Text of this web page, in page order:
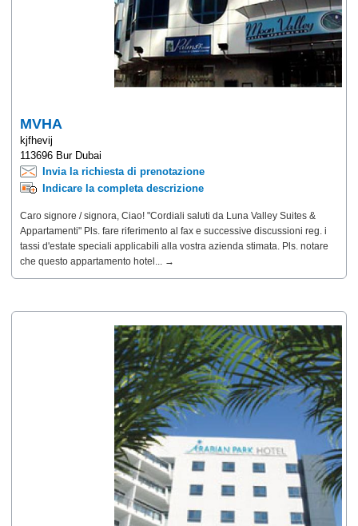
MVHA
kjfhevij
113696 Bur Dubai
Invia la richiesta di prenotazione
Indicare la completa descrizione
Caro signore / signora, Ciao! "Cordiali saluti da Luna Valley Suites &
Appartamenti" Pls. fare riferimento al fax e successive discussioni reg. i
tassi d'estate speciali applicabili alla vostra azienda stimata. Pls. notare
che questo appartamento hotel... →